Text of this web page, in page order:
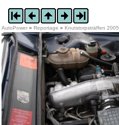
AutoPower » Reportage » Knutstorpsträffen 2005